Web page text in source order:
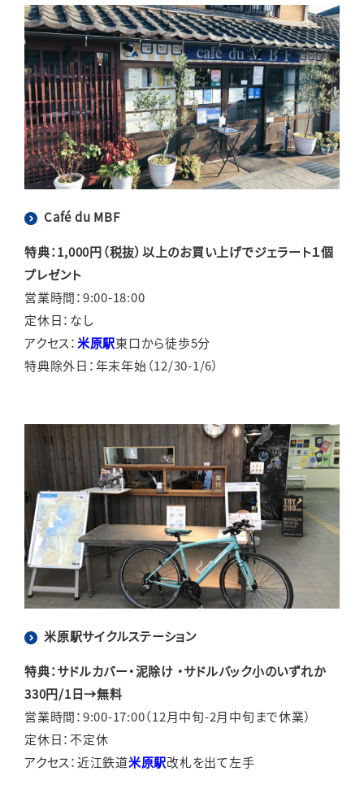
Café du MBF
特典：1,000円（税抜）以上のお買い上げでジェラート１個
プレゼント
営業時間：9:00-18:00
定休日：なし
アクセス： 米原駅東口から徒歩5分
特典除外日：年末年始（12/30-1/6）
米原駅サイクルステーション
特典：サドルカバー・泥除け ・サドルバック小のいずれか
330円/1日→無料
営業時間：9:00-17:00（12月中旬-2月中旬まで休業）
定休日：不定休
アクセス：近江鉄道米原駅改札を出て左手